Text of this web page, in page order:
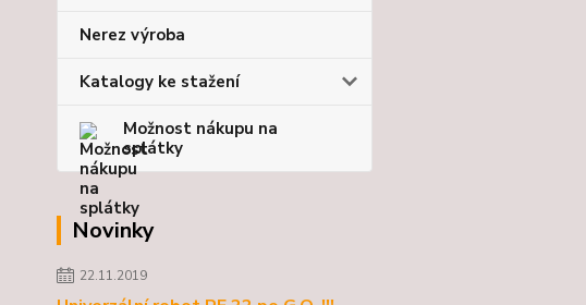
Nerez výroba
Katalogy ke stažení
Možnost nákupu na
splátky
Novinky
22.11.2019